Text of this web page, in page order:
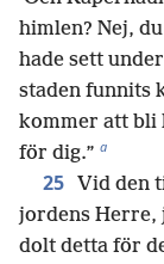
himlen? Nej,
hade sett
staden funnits
kommer att bli
för dig.” a
25 Vid den
jordens Herre,
dolt detta för